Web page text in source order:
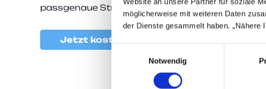
möglicherweise mit weiteren Daten
der Dienste gesammelt haben. „Nähere
Einwilligungsauswahl
Notwendig
passgenaue Strategie zu erarbeiten.
Jetzt kostenlos downloaden